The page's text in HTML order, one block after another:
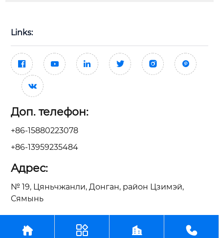
Links:
     

Доп. телефон:
+86-15880223078
+86-13959235484
Адрес:
№ 19, Цяньчжанли, Донган, район Цзимэй,
Сямынь
ООО Сямынь Тайсин Механические Электрические
   